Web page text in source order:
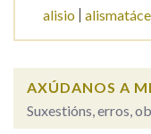
Pertence a
alisio
AXÚDANOS A
Suxestións, erros,